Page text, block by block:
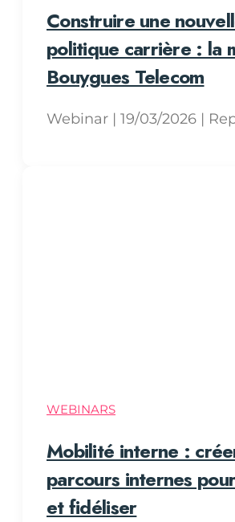
Construire une
politique carrière : la
Bouygues Telecom
Webinar | 19/03/2026 |
WEBINARS
Mobilité interne :
parcours internes
et fidéliser